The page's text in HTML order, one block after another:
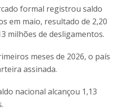
formal registrou saldo
em maio, resultado de 2,20
milhões de desligamentos.
meses de 2026, o país
assinada.
nacional alcançou 1,13